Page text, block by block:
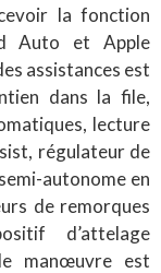
la fonction
Auto et Apple
assistances est
dans la file,
lecture
régulateur de
autonome en
de remorques
d’attelage
manœuvre est